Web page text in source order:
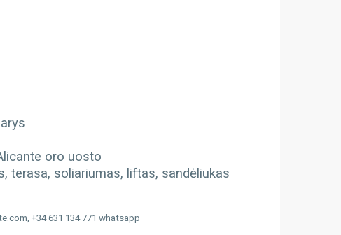
oro uosto
terasa, soliariumas, liftas, sandėliukas
+34 631 134 771 whatsapp